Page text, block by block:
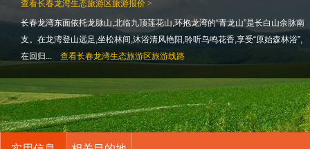
查看长春龙湾生态旅游区旅游报价 >
长春龙湾东面依托龙脉山,北临九顶莲花山,环抱龙湾的“青龙山”是长白山余脉南
支。在龙湾登山远足,坐松林间,沐浴清风艳阳,聆听鸟鸣花香,享受“原始森林浴”,
在回归...
查看长春龙湾生态旅游区旅游线路